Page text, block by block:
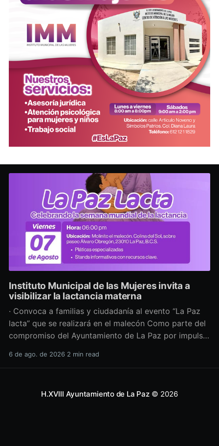
Instituto Municipal de las Mujeres invita a
visibilizar la lactancia materna
· Convoca a familias y ciudadanía al evento “La Paz
lacta” que se realizará en el malecón Como parte del
compromiso del Ayuntamiento de La Paz por impulsar
salud y los derechos de las mujeres, así como generar
6 de ago. de 2026 2 min read
H.XVIII Ayuntamiento de La Paz© 2026